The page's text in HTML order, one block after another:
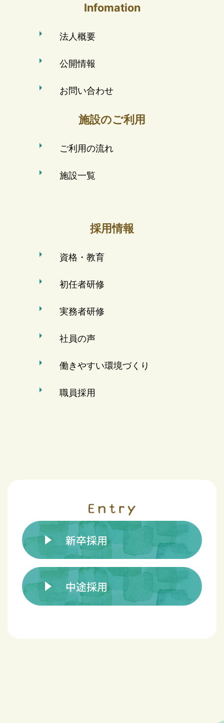
Infomation
法人概要
公開情報
お問い合わせ
施設のご利用
ご利用の流れ
施設一覧
採用情報
資格・教育
初任者研修
実務者研修
社員の声
働きやすい環境づくり
職員採用